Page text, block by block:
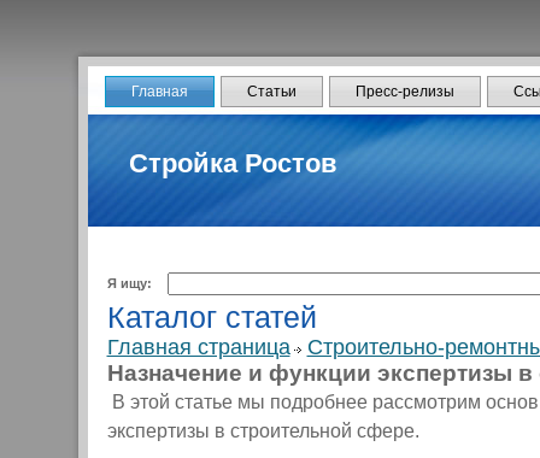
Главная Статьи Пресс-релизы
Стройка Ростов
Я ищу:
Каталог статей
Главная страница Строительно-
Назначение и функции экспертизы в
В этой статье мы подробнее рассмотрим
экспертизы в строительной сфере.